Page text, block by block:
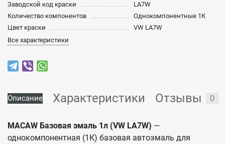
Заводской код краски
LA7W
Количество компонентов
Однокомпонентные 1К
Цвет краски
VW LA7W
Все характеристики
Описание Характеристики Отзывы 0
MACAW Базовая эмаль 1л (VW LA7W) —
однокомпонентная (1К) базовая автоэмаль для